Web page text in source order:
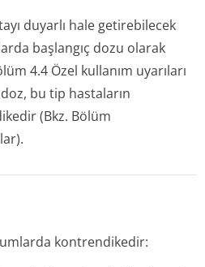
duyarlı hale getirebilecek
başlangıç dozu olarak
4.4 Özel kullanım uyarıları
bu tip hastaların
(Bkz. Bölüm
kontrendikedir: